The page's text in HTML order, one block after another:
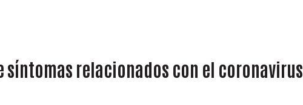
relacionados con el coronavirus